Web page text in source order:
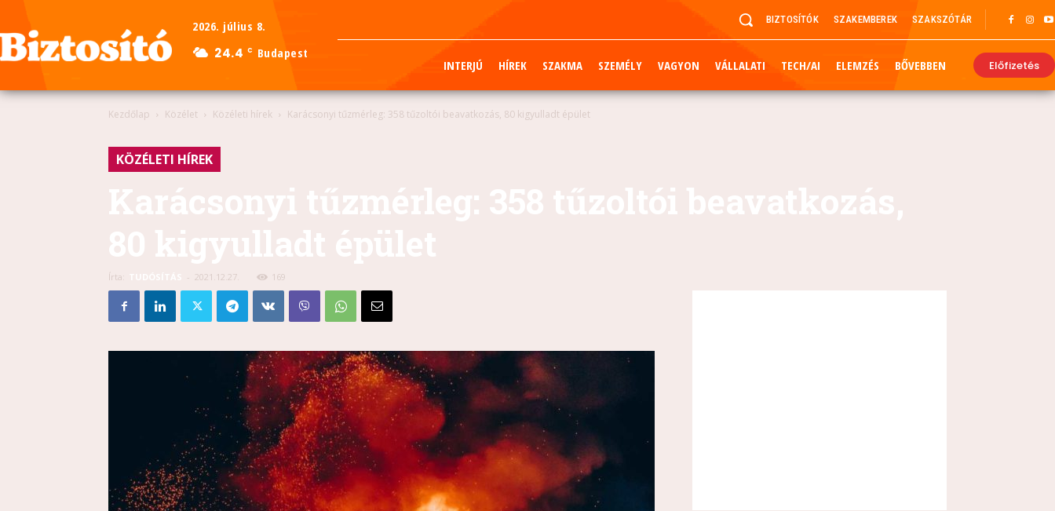
2026. július 8.
24.4 C Budapest
BIZTOSÍTÓK SZAKEMBEREK SZAKSZÓTÁR
INTERJÚ HÍREK SZAKMA SZEMÉLY VAGYON VÁLLALATI TECH/AI ELEMZÉS BŐVEBBEN Előfizetés
Kezdőlap Közélet Közéleti hírek Karácsonyi tűzmérleg: 358 tűzoltói beavatkozás, 80 kigyulladt épület
KÖZÉLETI HÍREK
Írta: - 2021.12.27. 169